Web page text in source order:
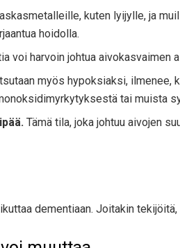
kuten lyijylle, ja
hoidolla.
voi harvoin johtua aivokasvaimen
myös hypoksiaksi,
tai muista
Tämä tila, joka johtuu aivojen
dementiaan. Joitakin